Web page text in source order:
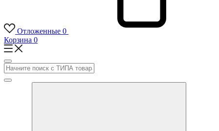
Отложенные 0
Корзина 0